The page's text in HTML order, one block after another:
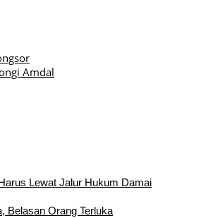
Amdal
Lewat Jalur Hukum Damai
Belasan Orang Terluka